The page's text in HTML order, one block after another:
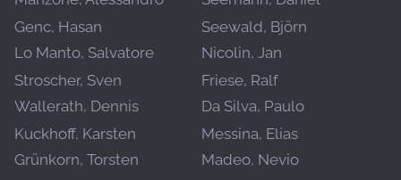
Genc, Hasan
Lo Manto, Salvatore
Seewald, Björn
Nicolin, Jan
Stroscher, Sven
Wallerath, Dennis
Friese, Ralf
Da Silva, Paulo
Kuckhoff, Karsten
Grünkorn, Torsten
Messina, Elias
Madeo, Nevio